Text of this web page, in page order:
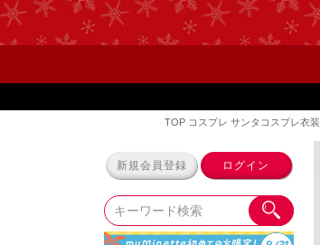
TOP コスプレ サンタコスプレ衣装
新規会員登録 ログイン